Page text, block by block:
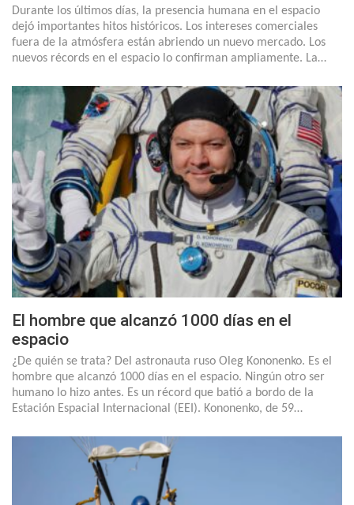
Durante los últimos días, la presencia humana en el espacio
dejó importantes hitos históricos. Los intereses comerciales
fuera de la atmósfera están abriendo un nuevo mercado. Los
nuevos récords en el espacio lo confirman ampliamente. La…
El hombre que alcanzó 1000 días en el
espacio
¿De quién se trata? Del astronauta ruso Oleg Kononenko. Es el
hombre que alcanzó 1000 días en el espacio. Ningún otro ser
humano lo hizo antes. Es un récord que batió a bordo de la
Estación Espacial Internacional (EEI). Kononenko, de 59…